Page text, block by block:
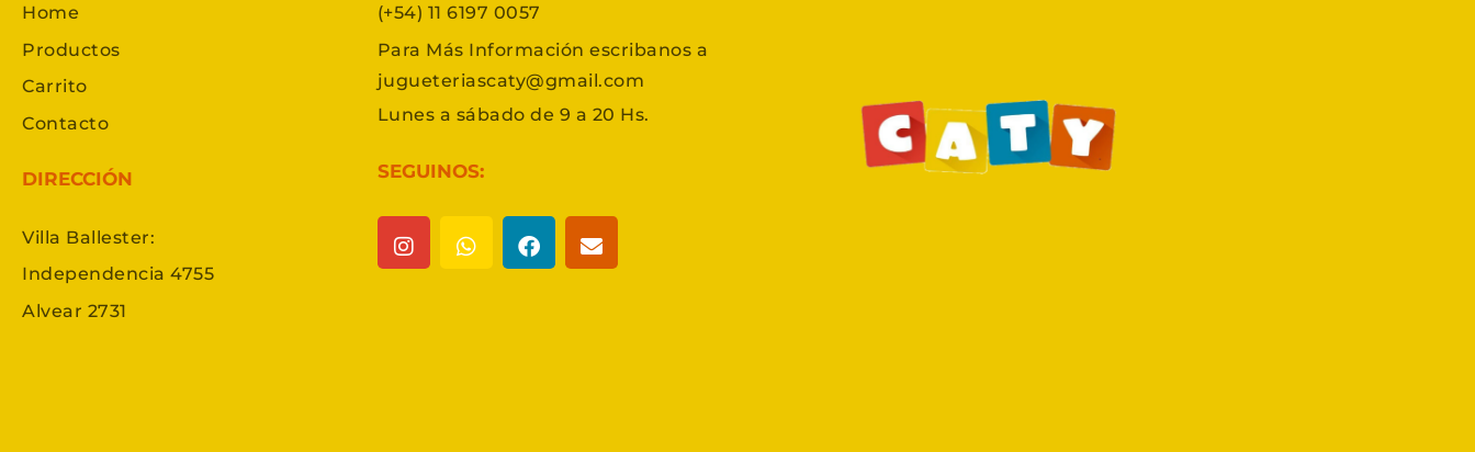
Home
Productos
Carrito
Contacto
DIRECCIÓN
Villa Ballester:
Independencia 4755
Alvear 2731
(+54) 11 6197 0057
Para Más Información escribanos a
jugueteriascaty@gmail.com
Lunes a sábado de 9 a 20 Hs.
SEGUINOS: